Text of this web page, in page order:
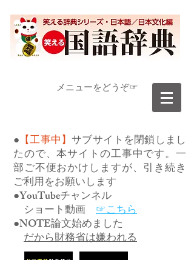
​メニューをどうぞ☞
● 【工事中】サブサイトを閉鎖しまし
たので、本サイトの工事中です。一
部ご不便おかけしますが、引き続き
ご利用をお願いします
●YouTubeチャンネル
ショート動画 ☞こちら
●NOTE論文始めました
だから財務省は嫌われる